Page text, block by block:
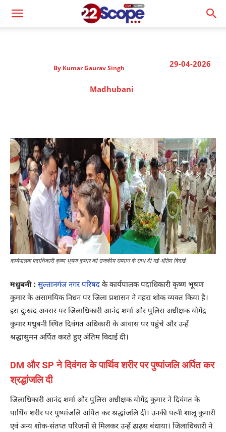
29-04-2026
By Kumar Gaurav Singh
Madhubani
कार्यपालक पदाधिकारी कृष्ण भूषण कुमार को राजकीय सम्मान के साथ दी गई अंतिम विदाई
मधुबनी : सुल्तानगंज नगर परिषद के कार्यपालक पदाधिकारी कृष्ण भूषण
कुमार के असामयिक निधन पर जिला प्रशासन ने गहरा शोक व्यक्त किया है।
इस दुःखद अवसर पर जिलाधिकारी आनंद शर्मा और पुलिस अधीक्षक योगेंद्र
कुमार मधुबनी स्थित दिवंगत अधिकारी के आवास पर पहुंचे और उन्हें
श्रद्धासुमन अर्पित करते हुए अंतिम विदाई दी।
DM और SP ने दिवंगत के पार्थिव शरीर पर पुष्पांजलि अर्पित कर
श्रद्धांजलि दी
जिलाधिकारी आनंद शर्मा और पुलिस अधीक्षक योगेंद्र कुमार ने दिवंगत के
पार्थिव शरीर पर पुष्पांजलि अर्पित कर श्रद्धांजलि दी। उनकी पत्नी शालू कुमारी
एवं अन्य शोक-संतप्त परिजनों से मिलकर उन्हें ढाढ़स बंधाया। जिलाधिकारी ने